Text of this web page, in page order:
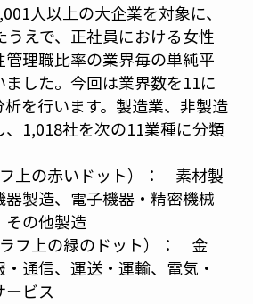
人以上の大企業を対象に、
うえで、正社員における女性
理職比率の業界毎の単純平
した。今回は業界数を11に
を行います。製造業、非製造
1,018社を次の11業種に分類
上の赤いドット）： 素材製
製造、電子機器・精密機械
その他製造
フ上の緑のドット）： 金
通信、運送・運輸、電気・
ービス